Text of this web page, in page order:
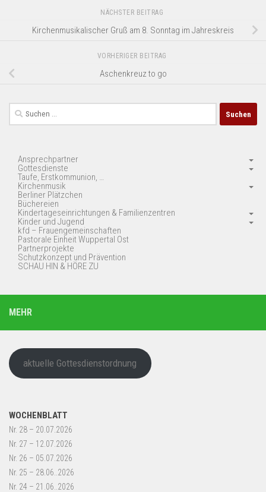
NÄCHSTER BEITRAG
Kirchenmusikalischer Gruß am 8. Sonntag im Jahreskreis
VORHERIGER BEITRAG
Aschenkreuz to go
Suchen
nach:
Ansprechpartner
Gottesdienste
Taufe, Erstkommunion, …
Kirchenmusik
Berliner Plätzchen
Büchereien
Kindertageseinrichtungen & Familienzentren
Kinder und Jugend
kfd – Frauengemeinschaften
Pastorale Einheit Wuppertal Ost
Partnerprojekte
Schutzkonzept und Prävention
SCHAU HIN & HÖRE ZU
MEHR
aktuelle Gottesdienstordnung
WOCHENBLATT
Nr. 28 – 20.07.2026
Nr. 27 – 12.07.2026
Nr. 26 – 05.07.2026
Nr. 25 – 28.06..2026
Nr. 24 – 21.06..2026